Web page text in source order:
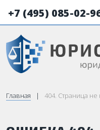
+7 (495) 085-02-
Главная 404. Страница не